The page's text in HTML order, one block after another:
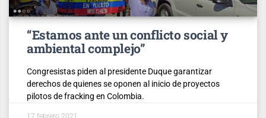
“Estamos ante un conflicto social y
ambiental complejo”
Congresistas piden al presidente Duque garantizar
derechos de quienes se oponen al inicio de proyectos
pilotos de fracking en Colombia.
17 febrero 2021